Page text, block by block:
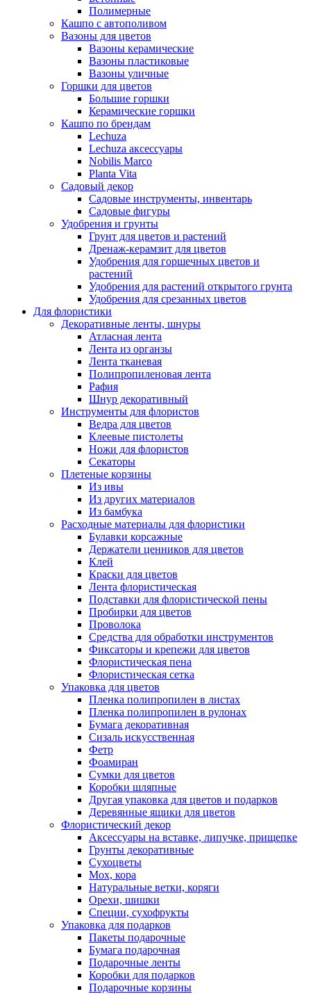
Полимерные
Кашпо с автополивом
Вазоны для цветов
Вазоны керамические
Вазоны пластиковые
Вазоны уличные
Горшки для цветов
Большие горшки
Керамические горшки
Кашпо по брендам
Lechuza
Lechuza аксессуары
Nobilis Marco
Planta Vita
Садовый декор
Садовые инструменты, инвентарь
Садовые фигуры
Удобрения и грунты
Грунт для цветов и растений
Дренаж-керамзит для цветов
Удобрения для горшечных цветов и
растений
Удобрения для растений открытого грунта
Удобрения для срезанных цветов
Для флористики
Декоративные ленты, шнуры
Атласная лента
Лента из органзы
Лента тканевая
Полипропиленовая лента
Рафия
Шнур декоративный
Инструменты для флористов
Ведра для цветов
Клеевые пистолеты
Ножи для флористов
Секаторы
Плетеные корзины
Из ивы
Из других материалов
Из бамбука
Расходные материалы для флористики
Булавки корсажные
Держатели ценников для цветов
Клей
Краски для цветов
Лента флористическая
Подставки для флористической пены
Пробирки для цветов
Проволока
Средства для обработки инструментов
Фиксаторы и крепежи для цветов
Флористическая пена
Флористическая сетка
Упаковка для цветов
Пленка полипропилен в листах
Пленка полипропилен в рулонах
Бумага декоративная
Сизаль искусственная
Фетр
Фоамиран
Сумки для цветов
Коробки шляпные
Другая упаковка для цветов и подарков
Деревянные ящики для цветов
Флористический декор
Аксессуары на вставке, липучке, прищепке
Грунты декоративные
Сухоцветы
Мох, кора
Натуральные ветки, коряги
Орехи, шишки
Специи, сухофрукты
Упаковка для подарков
Пакеты подарочные
Бумага подарочная
Подарочные ленты
Коробки для подарков
Подарочные корзины